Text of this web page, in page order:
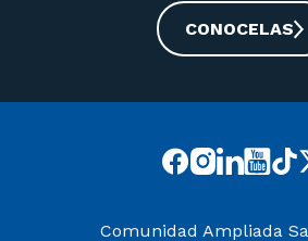
CONOCELAS
Comunidad Ampliada